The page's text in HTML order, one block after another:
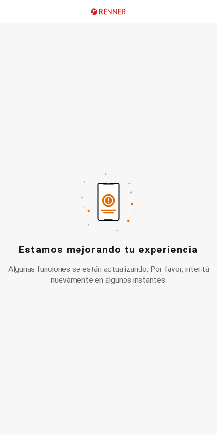
Estamos mejorando tu experiencia
Algunas funciones se están actualizando. Por favor, intentá
nuevamente en algunos instantes.